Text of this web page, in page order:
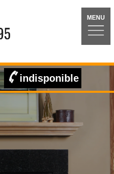
MENU
indisponible